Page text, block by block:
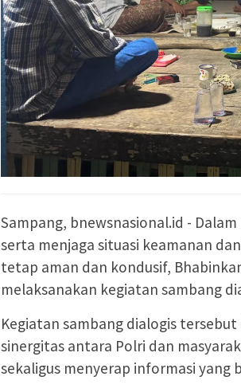
Sampang, bnewsnasional.id -
serta menjaga situasi keamanan
tetap aman dan kondusif,
melaksanakan kegiatan sambang
Kegiatan sambang dialogis
sinergitas antara Polri dan
sekaligus menyerap informasi yang